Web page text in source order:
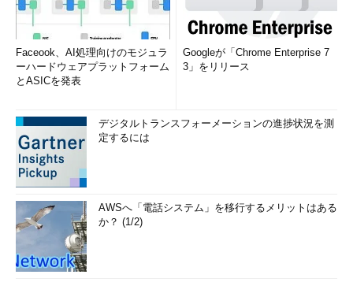
Faceook、AI処理向けのモジュラ
ーハードウェアプラットフォーム
とASICを発表
Googleが「Chrome Enterprise 7
3」をリリース
デジタルトランスフォーメーションの進捗状況を測
定するには
AWSへ「電話システム」を移行するメリットはある
か？ (1/2)